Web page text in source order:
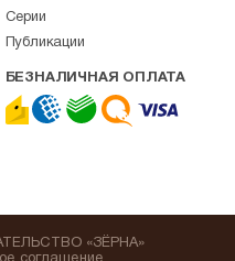
Серии
Публикации
БЕЗНАЛИЧНАЯ ОПЛАТА
«ЗЁРНА»